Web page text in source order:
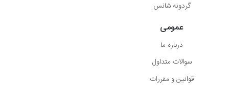
گردونه شانس
عمومی
درباره ما
سوالات متداول
قوانین و مقررات